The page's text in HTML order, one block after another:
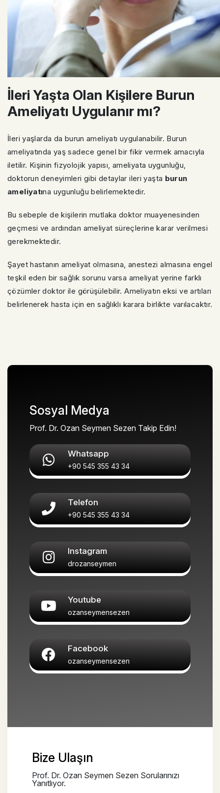
İleri Yaşta Olan Kişilere Burun
Ameliyatı Uygulanır mı?
İleri yaşlarda da burun ameliyatı uygulanabilir. Burun
ameliyatında yaş sadece genel bir fikir vermek amacıyla
iletilir. Kişinin fizyolojik yapısı, ameliyata uygunluğu,
doktorun deneyimleri gibi detaylar ileri yaşta burun
ameliyatına uygunluğu belirlemektedir.
Bu sebeple de kişilerin mutlaka doktor muayenesinden
geçmesi ve ardından ameliyat süreçlerine karar verilmesi
gerekmektedir.
Şayet hastanın ameliyat olmasına, anestezi almasına engel
teşkil eden bir sağlık sorunu varsa ameliyat yerine farklı
çözümler doktor ile görüşülebilir. Ameliyatın eksi ve artıları
belirlenerek hasta için en sağlıklı karara birlikte varılacaktır.
Sosyal Medya
Prof. Dr. Ozan Seymen Sezen Takip Edin!
Whatsapp
+90 545 355 43 34
Telefon
+90 545 355 43 34
Instagram
drozanseymen
Youtube
ozanseymensezen
Facebook
ozanseymensezen
Bize Ulaşın
Prof. Dr. Ozan Seymen Sezen Sorularınızı
Yanıtlıyor.